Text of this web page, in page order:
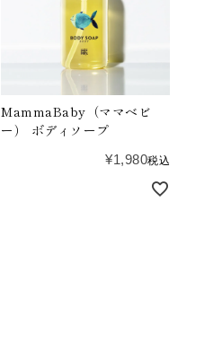
MammaBaby（ママベビ
ー） ボディソープ
¥1,980税込